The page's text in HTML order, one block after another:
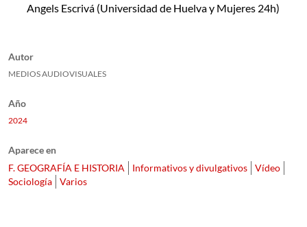
Angels Escrivá (Universidad de Huelva y Mujeres 24h)
Autor
MEDIOS AUDIOVISUALES
Año
2024
Aparece en
F. GEOGRAFÍA E HISTORIA
Informativos y divulgativos
Vídeo
Sociología
Varios